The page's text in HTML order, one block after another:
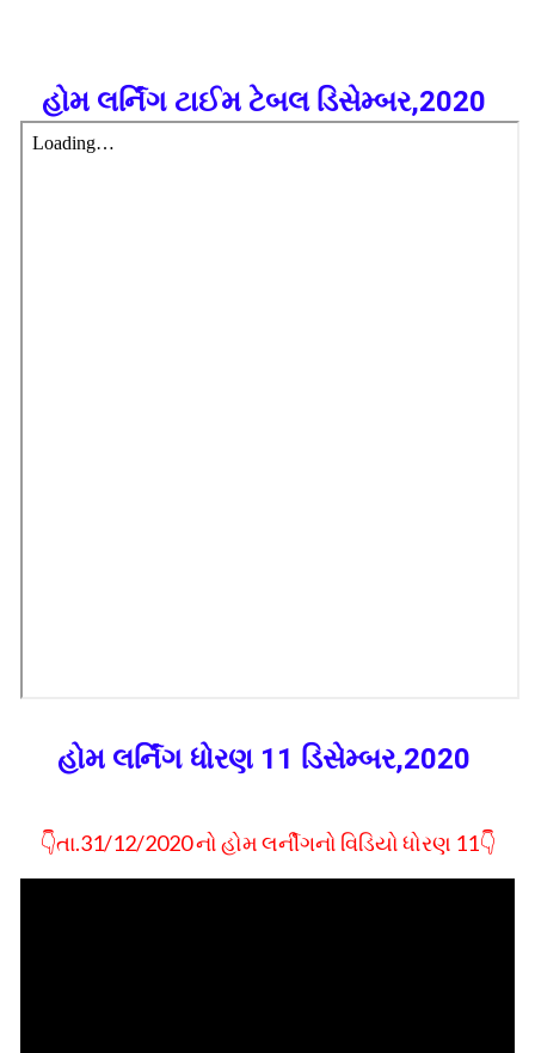
હોમ લર્નિંગ ટાઈમ ટેબલ ડિસેમ્બર,2020
હોમ લર્નિંગ ધોરણ 11 ડિસેમ્બર,2020
👇તા.31/12/2020 નો હોમ લર્નીગનો વિડિયો ધોરણ 11👇